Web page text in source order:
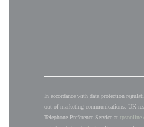
In accordance with data protection
out of marketing communications. UK
Telephone Preference Service at